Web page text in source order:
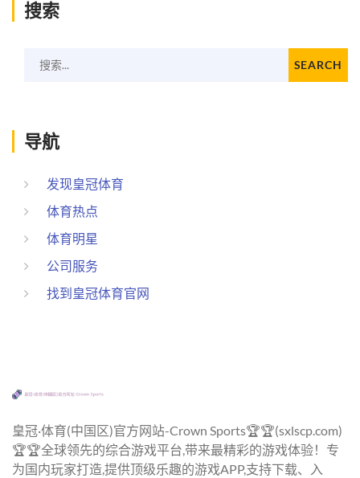
搜索
搜索... SEARCH
导航
发现皇冠体育
体育热点
体育明星
公司服务
找到皇冠体育官网
皇冠·体育(中国区)官方网站-Crown Sports🏆🏆(sxlscp.com)
🏆🏆全球领先的综合游戏平台,带来最精彩的游戏体验！专
为国内玩家打造,提供顶级乐趣的游戏APP,支持下载、入